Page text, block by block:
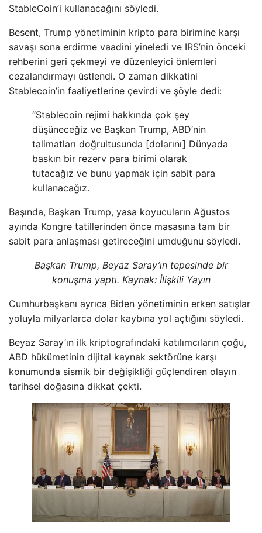
StableCoin’i kullanacağını söyledi.
Besent, Trump yönetiminin kripto para birimine karşı
savaşı sona erdirme vaadini yineledi ve IRS’nin önceki
rehberini geri çekmeyi ve düzenleyici önlemleri
cezalandırmayı üstlendi. O zaman dikkatini
Stablecoin’in faaliyetlerine çevirdi ve şöyle dedi:
“Stablecoin rejimi hakkında çok şey
düşüneceğiz ve Başkan Trump, ABD’nin
talimatları doğrultusunda [dolarını] Dünyada
baskın bir rezerv para birimi olarak
tutacağız ve bunu yapmak için sabit para
kullanacağız.
Başında, Başkan Trump, yasa koyucuların Ağustos
ayında Kongre tatillerinden önce masasına tam bir
sabit para anlaşması getireceğini umduğunu söyledi.
Başkan Trump, Beyaz Saray’ın tepesinde bir
konuşma yaptı. Kaynak: İlişkili Yayın
Cumhurbaşkanı ayrıca Biden yönetiminin erken satışlar
yoluyla milyarlarca dolar kaybına yol açtığını söyledi.
Beyaz Saray’ın ilk kriptografındaki katılımcıların çoğu,
ABD hükümetinin dijital kaynak sektörüne karşı
konumunda sismik bir değişikliği güçlendiren olayın
tarihsel doğasına dikkat çekti.